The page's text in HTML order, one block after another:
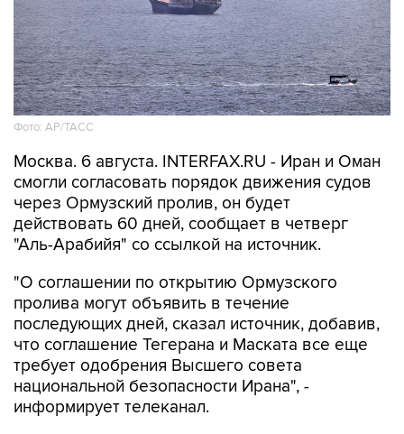
Фото: AP/ТАСС
Москва. 6 августа. INTERFAX.RU - Иран и Оман
смогли согласовать порядок движения судов
через Ормузский пролив, он будет
действовать 60 дней, сообщает в четверг
"Аль-Арабийя" со ссылкой на источник.
"О соглашении по открытию Ормузского
пролива могут объявить в течение
последующих дней, сказал источник, добавив,
что соглашение Тегерана и Маската все еще
требует одобрения Высшего совета
национальной безопасности Ирана", -
информирует телеканал.